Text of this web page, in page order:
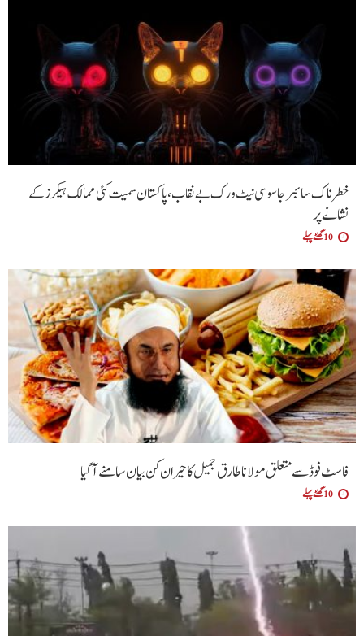
خطرناک سائبر جاسوسی نیٹ ورک بے نقاب، پاکستان سمیت کئی ممالک ہیکرز کے
نشانے پر
10 گھنٹے پہلے
فاسٹ فوڈ سے متعلق مولانا طارق جمیل کا حیران کن بیان سامنے آگیا
10 گھنٹے پہلے